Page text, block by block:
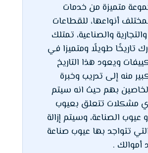
متميزة من خدمات
أنواعها، للقطاعات
والصناعية، تمتلك
تاريخًا طويلًا ومتميزا في
ويعود هذا التاريخ
منه إلى تدريب وخبرة
بهم حيث انه سيتم
مشكلات تتعلق بعيوب
عيوب الصناعة، وسيتم إزالة
تتواجد بها عيوب صناعة
أموالك .